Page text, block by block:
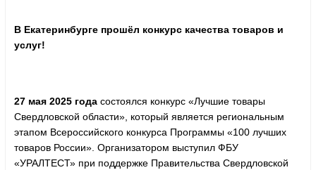
В Екатеринбурге прошёл конкурс качества товаров и
услуг!
27 мая 2025 года состоялся конкурс «Лучшие товары
Свердловской области», который является региональным
этапом Всероссийского конкурса Программы «100 лучших
товаров России». Организатором выступил ФБУ
«УРАЛТЕСТ» при поддержке Правительства Свердловской